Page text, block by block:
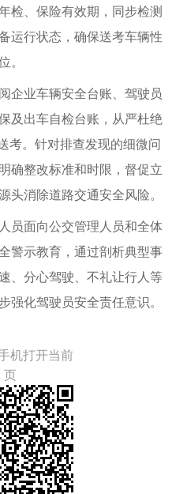
检、保险有效期，同步检测
运行状态，确保送考车辆性
。
企业车辆安全台账、驾驶员
及出车自检台账，从严杜绝
考。针对排查发现的细微问
确整改标准和时限，督促立
头消除道路交通安全风险。
员面向公交管理人员和全体
警示教育，通过剖析典型事
、分心驾驶、不礼让行人等
强化驾驶员安全责任意识。
机打开当前
页